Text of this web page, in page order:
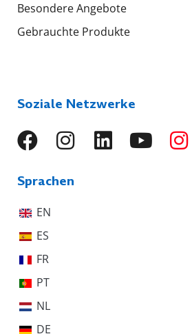
Besondere Angebote
Gebrauchte Produkte
Soziale Netzwerke
Sprachen
EN
ES
FR
PT
NL
DE